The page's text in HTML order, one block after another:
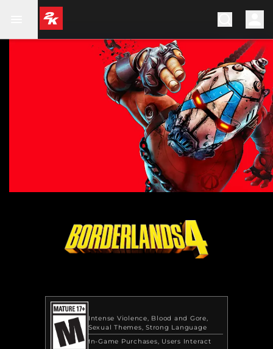
Intense Violence
Blood and Gore
Sexual Themes Strong Language
In-Game Purchases
Users Interact